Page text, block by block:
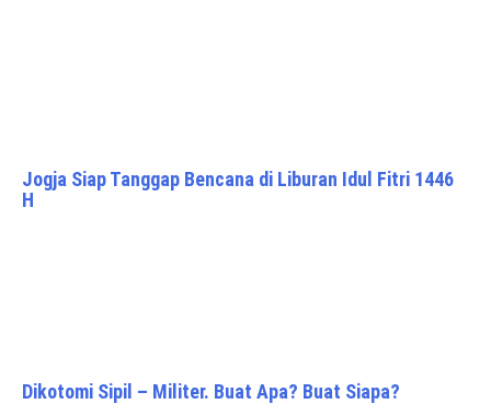
Jogja Siap Tanggap Bencana di Liburan Idul Fitri 1446
H
Dikotomi Sipil – Militer. Buat Apa? Buat Siapa?